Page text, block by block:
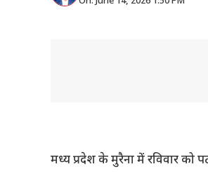
मध्य प्रदेश के मुरैना में रविवार को